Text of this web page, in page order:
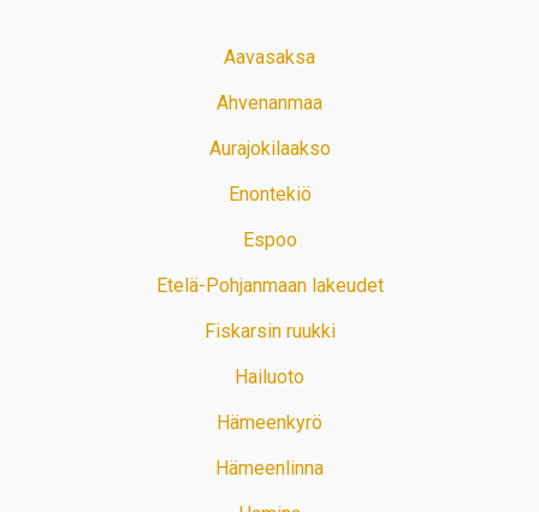
Aavasaksa
Ahvenanmaa
Aurajokilaakso
Enontekiö
Espoo
Etelä-Pohjanmaan lakeudet
Fiskarsin ruukki
Hailuoto
Hämeenkyrö
Hämeenlinna